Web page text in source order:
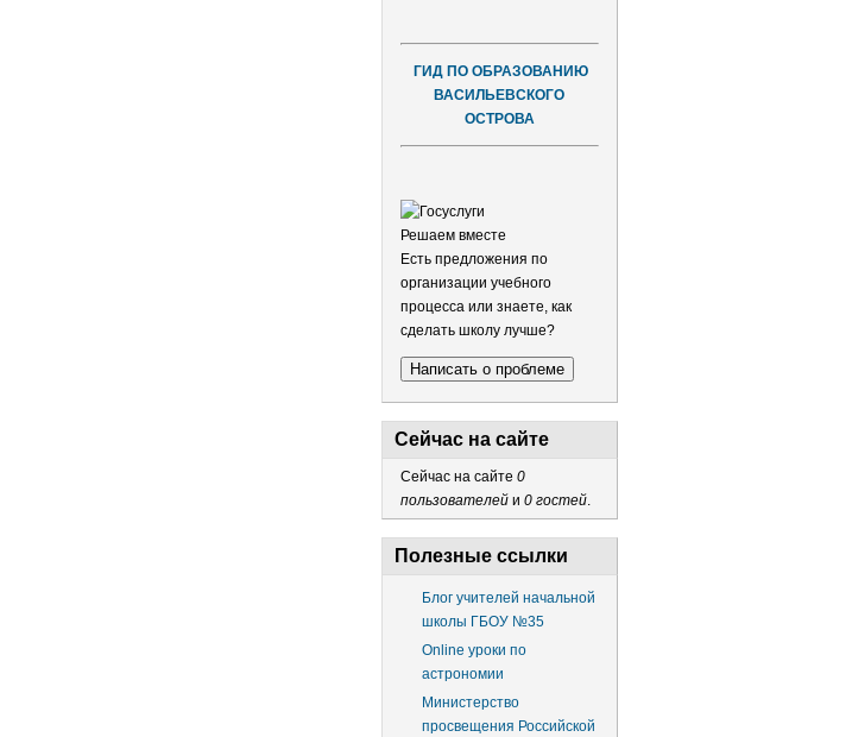
ГИД ПО ОБРАЗОВАНИЮ
ВАСИЛЬЕВСКОГО
ОСТРОВА
Решаем вместе
Есть предложения по
организации учебного
процесса или знаете, как
сделать школу лучше?
Написать о проблеме
Сейчас на сайте
Сейчас на сайте 0
пользователейи 0 гостей.
Полезные ссылки
Блог учителей начальной
школы ГБОУ №35
Online уроки по
астрономии
Министерство
просвещения Российской